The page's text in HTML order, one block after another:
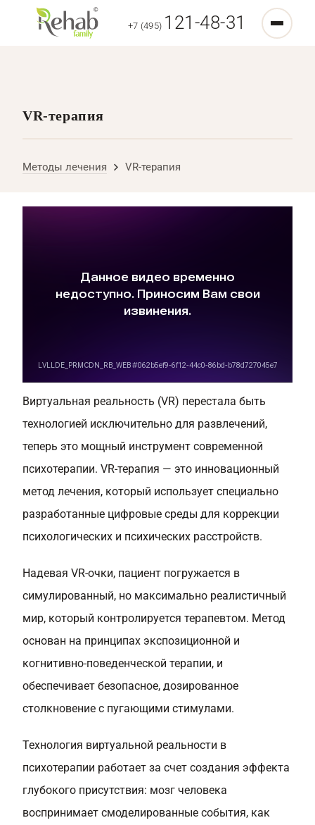
+7 (495) 121-48-31
VR-терапия
Методы лечения VR-терапия
Виртуальная реальность (VR) перестала быть
технологией исключительно для развлечений,
теперь это мощный инструмент современной
психотерапии. VR-терапия — это инновационный
метод лечения, который использует специально
разработанные цифровые среды для коррекции
психологических и психических расстройств.
Надевая VR-очки, пациент погружается в
симулированный, но максимально реалистичный
мир, который контролируется терапевтом. Метод
основан на принципах экспозиционной и
когнитивно-поведенческой терапии, и
обеспечивает безопасное, дозированное
столкновение с пугающими стимулами.
Технология виртуальной реальности в
психотерапии работает за счет создания эффекта
глубокого присутствия: мозг человека
воспринимает смоделированные события, как